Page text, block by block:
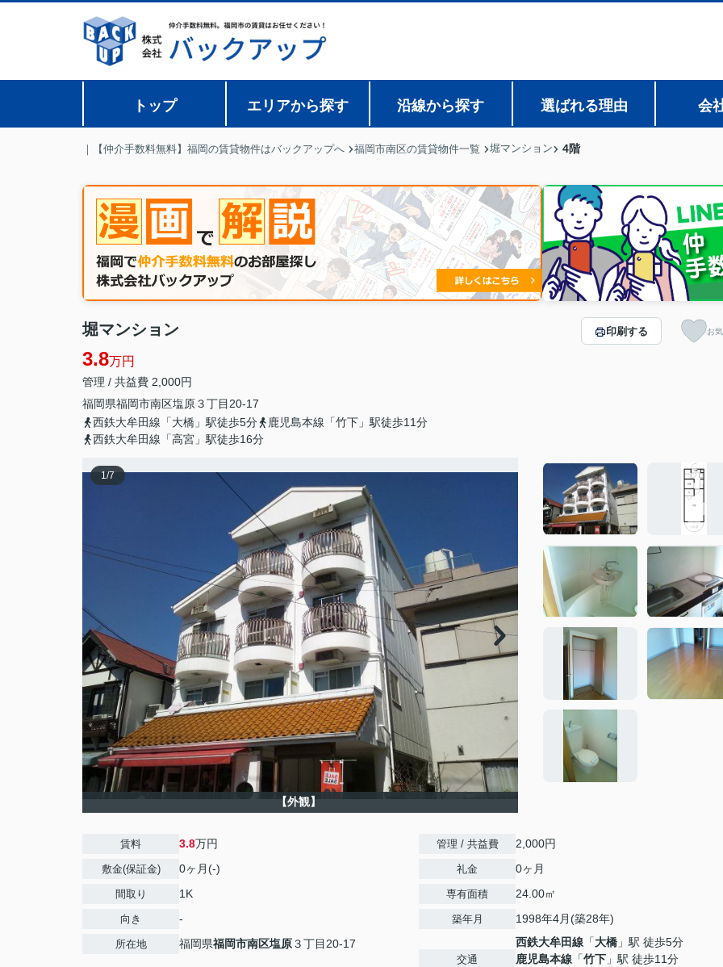
トップ エリアから探す 沿線から探す 選ばれる理由 会
｜【仲介手数料無料】福岡の賃貸物件はバックアップへ 福岡市南区の賃貸物件一覧 堀マンション 4階
堀マンション
3.8万円
管理 / 共益費 2,000円
福岡県福岡市南区塩原３丁目20-17
西鉄大牟田線「大橋」駅徒歩5分
鹿児島本線「竹下」駅徒歩11分
西鉄大牟田線「高宮」駅徒歩16分
印刷する お
1/7
【外観】
賃料 3.8万円
敷金(保証金) 0ヶ月(-)
間取り 1K
向き -
所在地 福岡県福岡市南区塩原３丁目20-17
管理 / 共益費 2,000円
礼金 0ヶ月
専有面積 24.00㎡
築年月 1998年4月(築28年)
交通
西鉄大牟田線 「大橋 」駅 徒歩5分
鹿児島本線 「竹下 」駅 徒歩11分